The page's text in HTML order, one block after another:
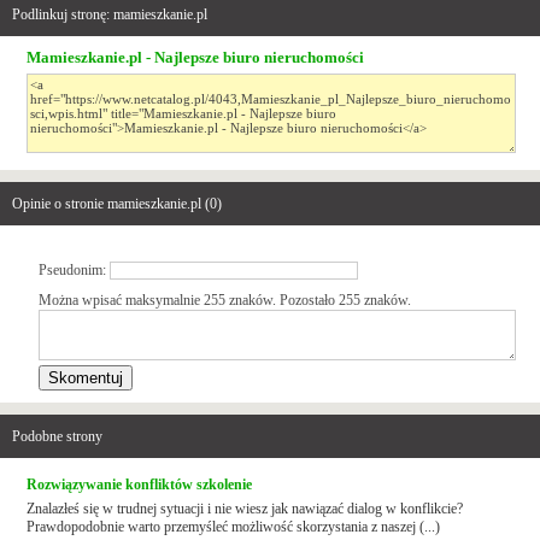
Podlinkuj stronę: mamieszkanie.pl
Mamieszkanie.pl - Najlepsze biuro nieruchomości
Opinie o stronie mamieszkanie.pl (0)
Pseudonim:
Można wpisać maksymalnie 255 znaków. Pozostało255 znaków.
Podobne strony
Rozwiązywanie konfliktów szkolenie
Znalazłeś się w trudnej sytuacji i nie wiesz jak nawiązać dialog w konflikcie?
Prawdopodobnie warto przemyśleć możliwość skorzystania z naszej (...)